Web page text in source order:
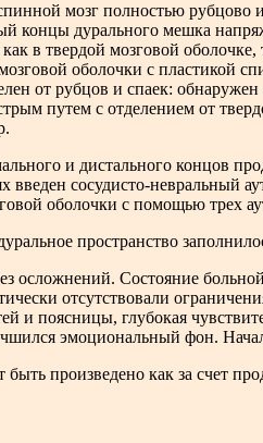
мозг полностью рубцово
концы дурального мешка
в твердой мозговой
оболочки с пластикой
от рубцов и спаек:
путем с отделением от
и дистального концов
введен сосудисто-невральный
оболочки с помощью трех
пространство
осложнений. Состояние
отсутствовали
и поясницы, глубокая
эмоциональный фон.
произведено как за счет